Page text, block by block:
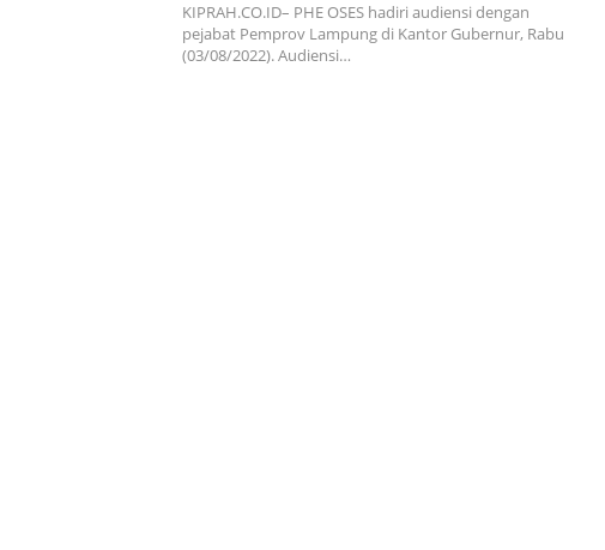
KIPRAH.CO.ID– PHE OSES hadiri audiensi dengan
pejabat Pemprov Lampung di Kantor Gubernur, Rabu
(03/08/2022). Audiensi…